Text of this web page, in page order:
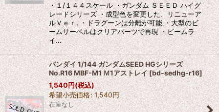
・１/１４４スケール ・ガンダム ＳＥＥＤ ハイグ
レードシリーズ ・成型色を変更した、リニューア
ルＶｅｒ. ・ドラグーンは分離が可能 ・大型のビ
ームサーベルはクリアパーツで再現 ・ビームラ
イ…
バンダイ 1/144 ガンダムSEED HGシリーズ
No.R16 MBF-M1 Ｍ1アストレイ [bd-sedhg-r16]
1,540円(税込)
希望小売価格: 1,540円
在庫なし